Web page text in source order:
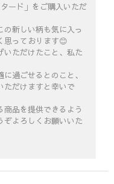
ード」をご購入いただ
新しい柄も気に入っ
思っております😊
いただけたこと、私た
過ごせるとのこと、
ただけますと幸いで
商品を提供できるよう
ぞよろしくお願いいた